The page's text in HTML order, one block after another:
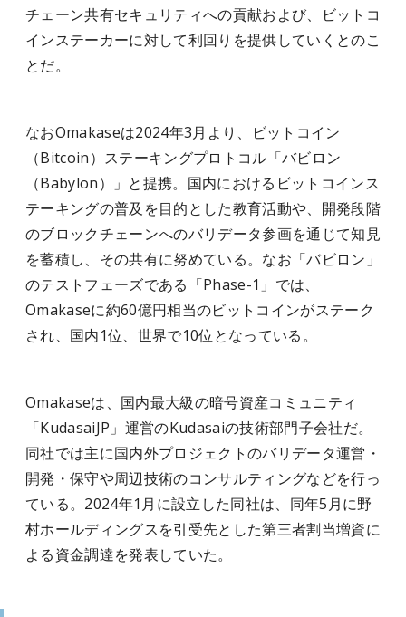
チェーン共有セキュリティへの貢献および、ビットコ
インステーカーに対して利回りを提供していくとのこ
とだ。
なおOmakaseは2024年3月より、ビットコイン
（Bitcoin）ステーキングプロトコル「バビロン
（Babylon）」と提携。国内におけるビットコインス
テーキングの普及を目的とした教育活動や、開発段階
のブロックチェーンへのバリデータ参画を通じて知見
を蓄積し、その共有に努めている。なお「バビロン」
のテストフェーズである「Phase-1」では、
Omakaseに約60億円相当のビットコインがステーク
され、国内1位、世界で10位となっている。
Omakaseは、国内最大級の暗号資産コミュニティ
「KudasaiJP」運営のKudasaiの技術部門子会社だ。
同社では主に国内外プロジェクトのバリデータ運営・
開発・保守や周辺技術のコンサルティングなどを行っ
ている。2024年1月に設立した同社は、同年5月に野
村ホールディングスを引受先とした第三者割当増資に
よる資金調達を発表していた。